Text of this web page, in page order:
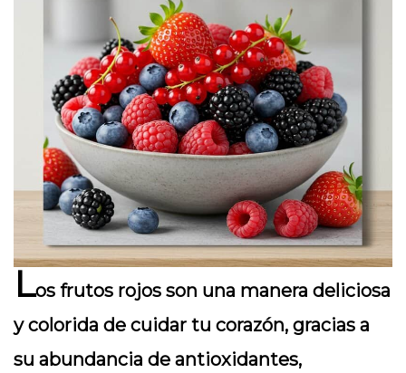
Los frutos rojos son una manera deliciosa
y colorida de cuidar tu corazón, gracias a
su abundancia de antioxidantes,